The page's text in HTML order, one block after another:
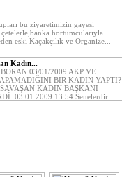
bu ziyaretimizin gayesi
hortumcularıyla
eski Kaçakçılık ve Organize...
Kadın...
03/01/2009 AKP VE
BİR KADIN YAPTI?
KADIN BAŞKANI
03.01.2009 13:54 Senelerdir...